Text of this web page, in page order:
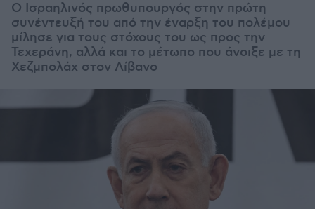
Ο Ισραηλινός πρωθυπουργός στην πρώτη
συνέντευξή του από την έναρξη του πολέμου
μίλησε για τους στόχους του ως προς την
Τεχεράνη, αλλά και το μέτωπο που άνοιξε με τη
Χεζμπολάχ στον Λίβανο